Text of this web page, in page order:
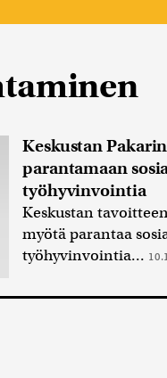
Keskustan
parantamaan
työhyvinvointia
Keskustan
myötä parantaa
työhyvinvointia...